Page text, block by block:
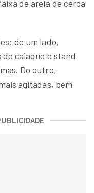
de areia de cerca
de um lado,
caiaque e stand
Do outro,
agitadas, bem